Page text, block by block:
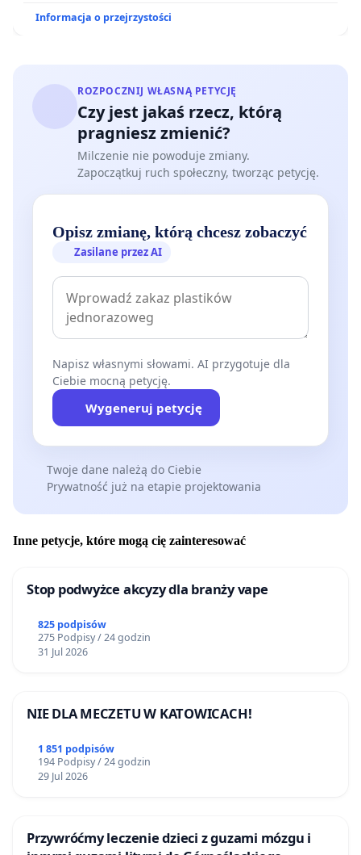
Informacja o przejrzystości
ROZPOCZNIJ WŁASNĄ PETYCJĘ
Czy jest jakaś rzecz, którą
pragniesz zmienić?
Milczenie nie powoduje zmiany.
Zapoczątkuj ruch społeczny, tworząc petycję.
Opisz zmianę, którą chcesz zobaczyć
Zasilane przez AI
Napisz własnymi słowami. AI przygotuje dla
Ciebie mocną petycję.
Wygeneruj petycję
Twoje dane należą do Ciebie
Prywatność już na etapie projektowania
Inne petycje, które mogą cię zainteresować
Stop podwyżce akcyzy dla branży vape
825 podpisów
275 Podpisy / 24 godzin
31 Jul 2026
NIE DLA MECZETU W KATOWICACH!
1 851 podpisów
194 Podpisy / 24 godzin
29 Jul 2026
Przywróćmy leczenie dzieci z guzami mózgu i